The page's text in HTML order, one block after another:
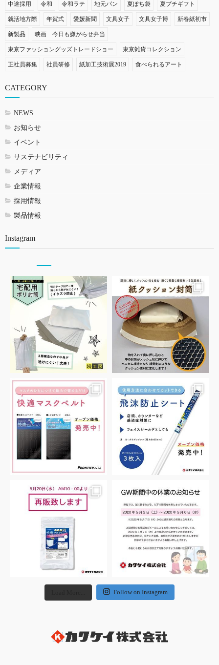
中途採用 令和 令和ラテ 地元パン 夏ぽち袋 夏プチギフト
就活地方際 年賀式 愛媛新聞 文具女子 文具女子博 新春紙初市
新製品 映画 今日も嫌がらせ弁当
東京ファッショングッズトレードショー 東京雑貨コレクション
正社員募集 社員研修 紙加工技術展2019 食べられるアート
CATEGORY
NEWS
お知らせ
イベント
サステナビリティ
メディア
企業情報
採用情報
製品情報
Instagram
Follow on Instagram